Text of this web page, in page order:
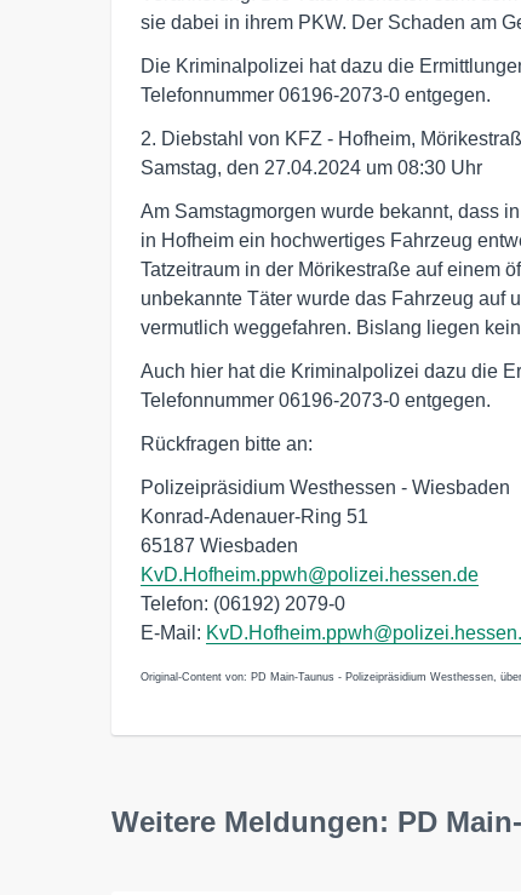
sie dabei in ihrem PKW. Der Schaden am
Die Kriminalpolizei hat dazu die
Telefonnummer 06196-2073-0 entgegen.
2. Diebstahl von KFZ - Hofheim,
Samstag, den 27.04.2024 um 08:30 Uhr
Am Samstagmorgen wurde bekannt, dass
in Hofheim ein hochwertiges Fahrzeug
Tatzeitraum in der Mörikestraße auf einem
unbekannte Täter wurde das Fahrzeug auf
vermutlich weggefahren. Bislang liegen
Auch hier hat die Kriminalpolizei dazu die
Telefonnummer 06196-2073-0 entgegen.
Rückfragen bitte an:
Polizeipräsidium Westhessen - Wiesbaden
Konrad-Adenauer-Ring 51
65187 Wiesbaden
KvD.Hofheim.ppwh@polizei.hessen.de
Telefon: (06192) 2079-0
E-Mail:
Original-Content von: PD Main-Taunus - Polizeipräsidium Westhessen,
Weitere Meldungen: PD